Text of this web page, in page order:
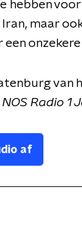
hebben
Iran, maar
een
van
NOS Radio 1
af